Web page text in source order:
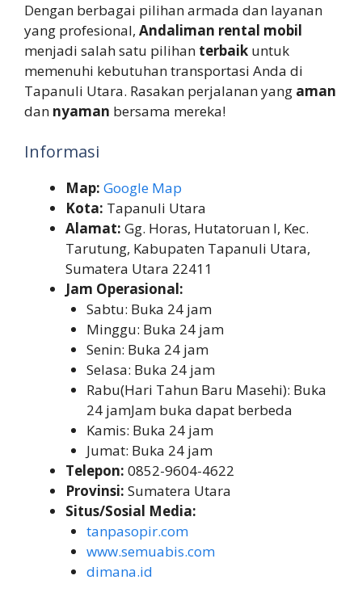
Dengan berbagai pilihan armada dan layanan
yang profesional, Andaliman rental mobil
menjadi salah satu pilihan terbaik untuk
memenuhi kebutuhan transportasi Anda di
Tapanuli Utara. Rasakan perjalanan yang aman
dan nyaman bersama mereka!
Informasi
Map: Google Map
Kota: Tapanuli Utara
Alamat: Gg. Horas, Hutatoruan I, Kec.
Tarutung, Kabupaten Tapanuli Utara,
Sumatera Utara 22411
Jam Operasional:
Sabtu: Buka 24 jam
Minggu: Buka 24 jam
Senin: Buka 24 jam
Selasa: Buka 24 jam
Rabu(Hari Tahun Baru Masehi): Buka
24 jamJam buka dapat berbeda
Kamis: Buka 24 jam
Jumat: Buka 24 jam
Telepon: 0852-9604-4622
Provinsi: Sumatera Utara
Situs/Sosial Media:
tanpasopir.com
www.semuabis.com
dimana.id